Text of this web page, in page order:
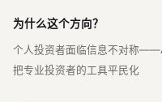
为什么这个方向？
个人投资者面临信息不对称
把专业投资者的工具平民化